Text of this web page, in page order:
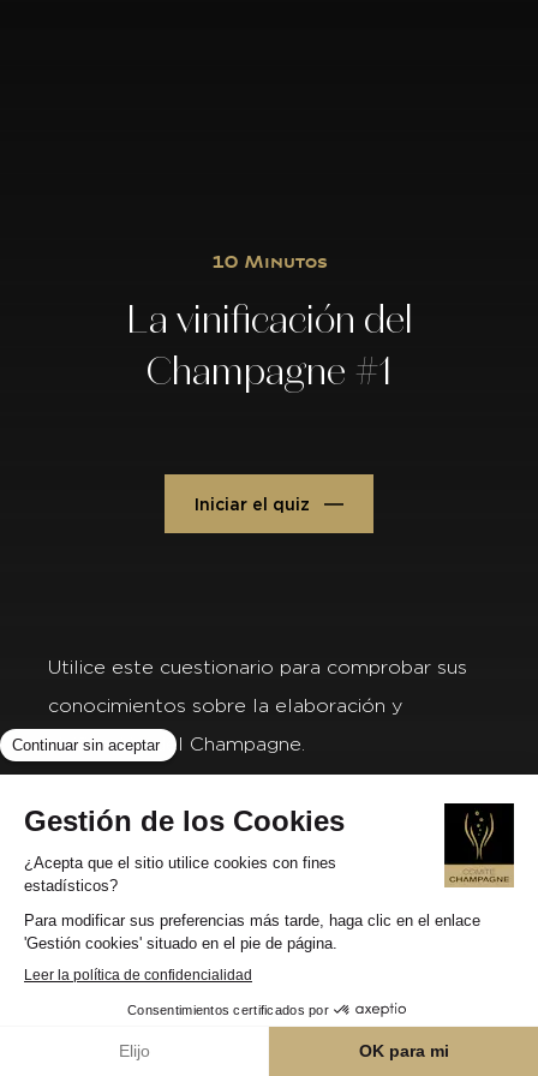
10 Minutos
La vinificación del
Champagne #1
Iniciar el quiz
Utilice este cuestionario para comprobar sus
conocimientos sobre la elaboración y
vinificación del Champagne.